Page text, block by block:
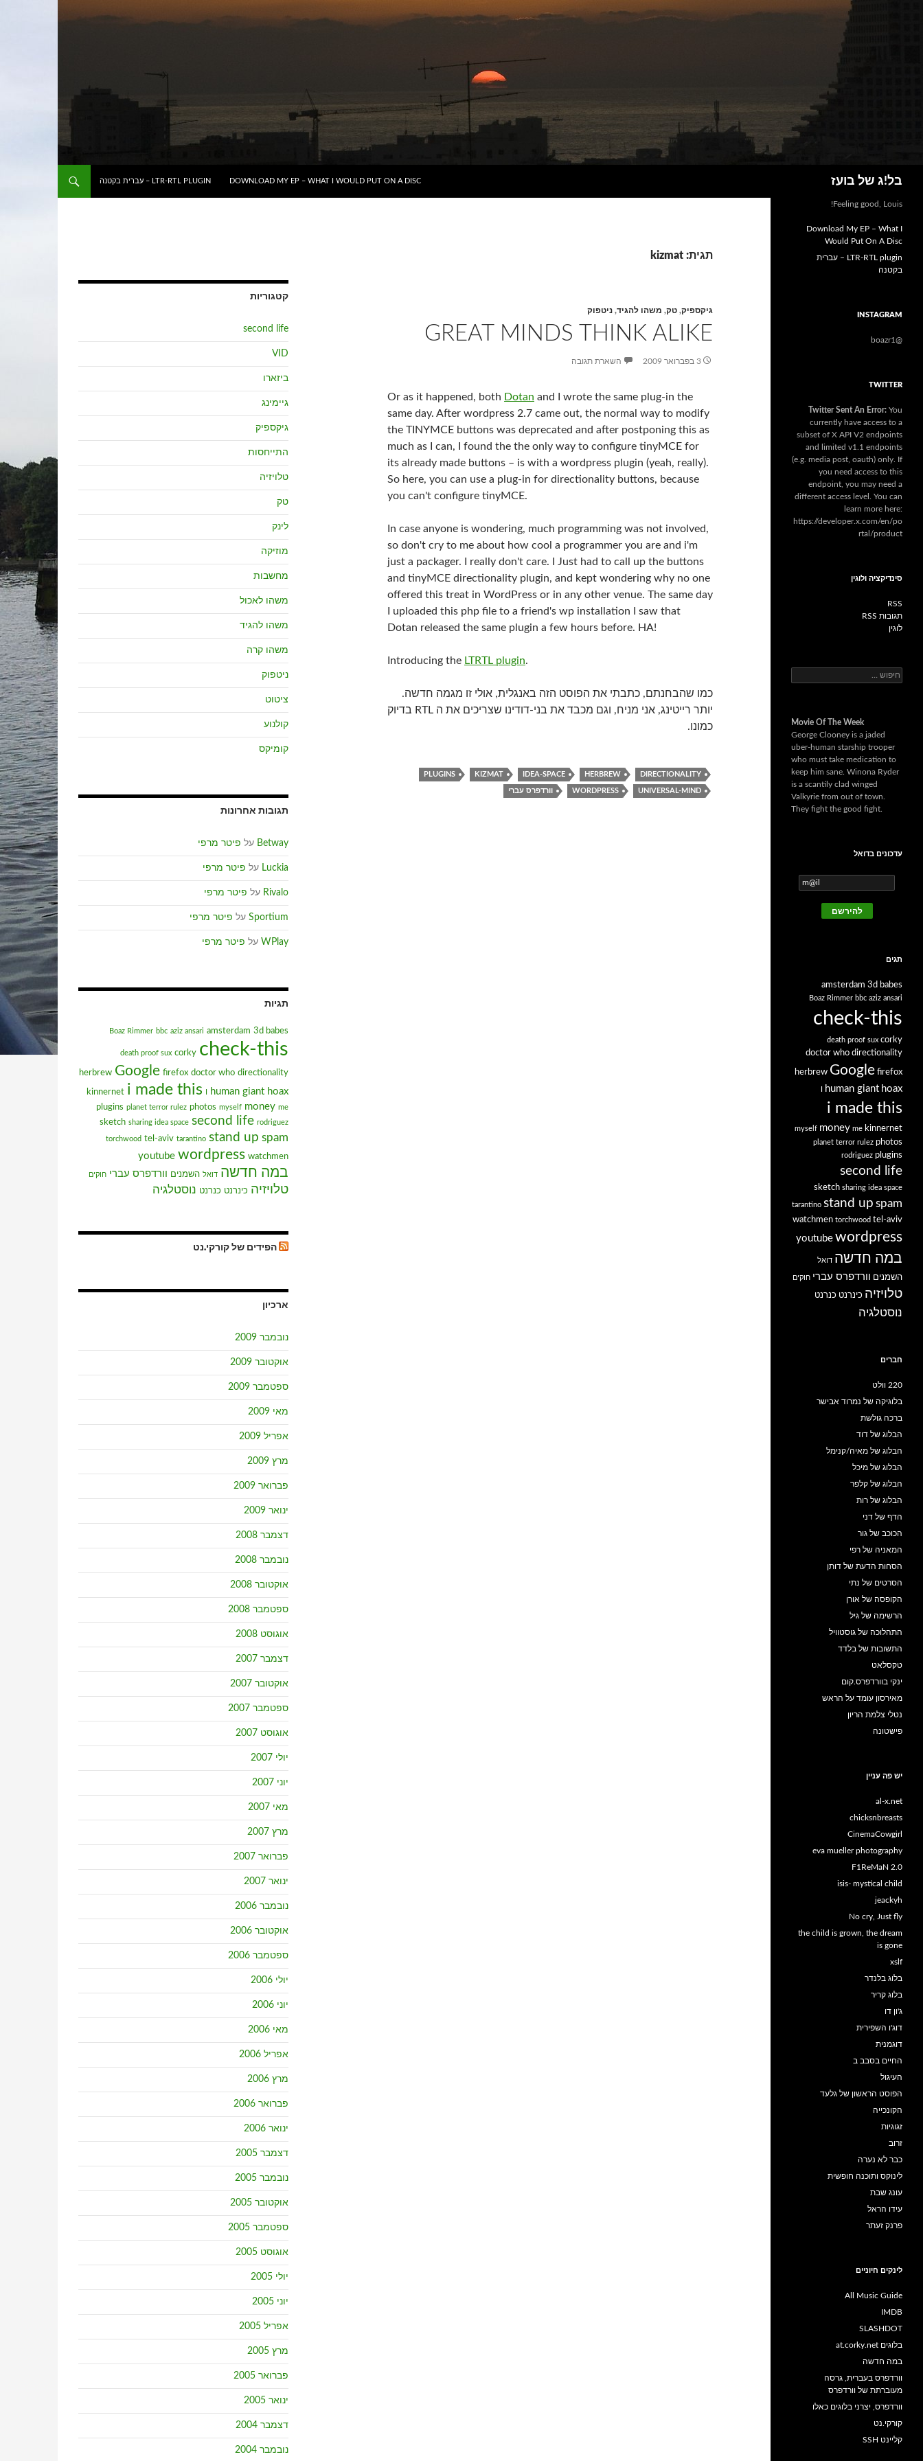
בל!ג של בועז
DOWNLOAD MY EP – WHAT I WOULD PUT ON A DISC
LTR-RTL PLUGIN – עברית בקטנה
תגית: kizmat
גיקספיק, טק, משהו להגיד, ניטפוק
GREAT MINDS THINK ALIKE
3 בפברואר 2009 השארת תגובה
Or as it happened, both Dotan and I wrote the same plug-in the
same day. After wordpress 2.7 came out, the normal way to modify
the TINYMCE buttons was deprecated and after postponing this as
much as I can, I found the the only way to configure tinyMCE for
its already made buttons – is with a wordpress plugin (yeah, really).
So here, you can use a plug-in for directionality buttons, because
you can't configure tinyMCE.
In case anyone is wondering, much programming was not involved,
so don't cry to me about how cool a programmer you are and i'm
just a packager. I really don't care. I Just had to call up the buttons
and tinyMCE directionality plugin, and kept wondering why no one
offered this treat in WordPress or in any other venue. The same day
I uploaded this php file to a friend's wp installation I saw that
Dotan released the same plugin a few hours before. HA!
Introducing the LTRTL plugin.
כמו שהבחנתם, כתבתי את הפוסט הזה באנגלית, אולי זו מגמה חדשה.
יותר רייטינג, אני מניח, וגם מכבד את בני-דודינו שצריכים את ה RTL בדיוק
כמונו.
DIRECTIONALITY
HERBREW
IDEA-SPACE
KIZMAT
PLUGINS
UNIVERSAL-MIND
WORDPRESS וורדפרס עברי
קטגוריות
second life
VID
ביזארו
גיימינג
גיקספיק
התייחסות
טלויזיה
טק
לינק
מוזיקה
מחשבות
משהו לאכול
משהו להגיד
משהו קרה
ניטפוק
ציטוט
קולנוע
קומיקס
תגובות אחרונות
Betway על פיטר מרפי
Luckia על פיטר מרפי
Rivalo על פיטר מרפי
Sportium על פיטר מרפי
WPlay על פיטר מרפי
תגיות
3d babes
amsterdam
aziz ansari
bbc
Boaz Rimmer
check-this
corky
death proof sux
directionality
doctor who
firefox
Google
herbrew
hoax
human giant
i made this
kinnernet
me
money
myself
photos
planet terror rulez
plugins
rodriguez
second life
sharing idea space
sketch
spam
stand up
tarantino
tel-aviv
torchwood
watchmen
wordpress
youtube
במה חדשה דואל השמנים וורדפרס עברי חוקים
טלויזיה כינרנט כנרנט נוסטלגיה
הפידים של קורקי.נט
ארכיון
נובמבר 2009
אוקטובר 2009
ספטמבר 2009
מאי 2009
אפריל 2009
מרץ 2009
פברואר 2009
ינואר 2009
דצמבר 2008
נובמבר 2008
אוקטובר 2008
ספטמבר 2008
אוגוסט 2008
דצמבר 2007
אוקטובר 2007
ספטמבר 2007
אוגוסט 2007
יולי 2007
יוני 2007
מאי 2007
מרץ 2007
פברואר 2007
ינואר 2007
נובמבר 2006
אוקטובר 2006
ספטמבר 2006
יולי 2006
יוני 2006
מאי 2006
אפריל 2006
מרץ 2006
פברואר 2006
ינואר 2006
דצמבר 2005
נובמבר 2005
אוקטובר 2005
ספטמבר 2005
אוגוסט 2005
יולי 2005
יוני 2005
אפריל 2005
מרץ 2005
פברואר 2005
ינואר 2005
דצמבר 2004
נובמבר 2004
Feeling good, Louis!
Download My EP – What I
Would Put On A Disc
LTR-RTL plugin – עברית
בקטנה
INSTAGRAM
@boazr1
TWITTER
Twitter Sent An Error: You
currently have access to a
subset of X API V2 endpoints
and limited v1.1 endpoints
(e.g. media post, oauth) only. If
you need access to this
endpoint, you may need a
different access level. You can
learn more here:
https://developer.x.com/en/po
rtal/product
סינדיקציה ולוגין
RSS
תגובות RSS
לוגין
ח
י
Movie Of The Week
George Clooney is a jaded
uber-human starship trooper
who must take medication to
keep him sane. Winona Ryder
is a scantily clad winged
Valkyrie from out of town.
They fight the good fight.
עדכונים בדואל
תגים
3d babes
amsterdam
aziz ansari
bbc
Boaz Rimmer
check-this
corky
death proof sux
directionality
doctor who
firefox
Google
herbrew
hoax
human giant
i made this
kinnernet
me
money
myself
photos
planet terror rulez
plugins
rodriguez
second life
sharing idea space
sketch
spam
stand up
tarantino
tel-aviv
torchwood
watchmen
wordpress
youtube
במה חדשה דואל
השמנים וורדפרס עברי חוקים
טלויזיה כינרנט כנרנט
נוסטלגיה
חברים
220 וולט
בלוגיקה של נמרוד אבישר
ברכה גולשת
הבלוג של דוד
הבלוג של מאיה/קנימל
הבלוג של מיכל
הבלוג של קלפר
הבלוג של רות
הדף של דני
הכוכב של גור
המאניה של רפי
הסחות הדעת של דותן
הסרטים של נתי
הקופסה של אורן
הרשימה של גיל
התהלוכה של גוסטוויל
התשובות של בלדד
טקסלאט
ינקי בוורדפרס.קום
מאירסון עומד על הראש
נטלי צלמת הריון
פישטונה
יש פה עניין
al-x.net
chicksnbreasts
CinemaCowgirl
eva mueller photography
F1ReMaN 2.0
isis- mystical child
jeackyh
No cry, Just fly
the child is grown, the dream
is gone
xslf
בלוג בלנדר
בלוג קריר
ג'ון דו
דוג'ו השפירית
דוגמנית
החיים בסבב ב
העיגול
הפוסט הראשון של גלעד
הקונכייה
זגוגיות
זרוב
כבר לא נערה
לינוקס ותוכנה חופשית
עונג שבת
עידו הראל
פרנק זעתר
לינקים חיוניים
All Music Guide
IMDB
SLASHDOT
בלוגים at.corky.net
במה חדשה
וורדפרס בעברית, גרסה
מעוברתת של וורדפרס
וורדפרס, יצרני בלוגים כאלו
קורקי.נט
קליינט SSH